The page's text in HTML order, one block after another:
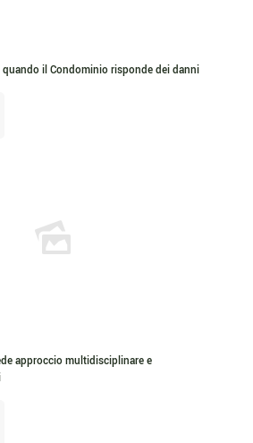
il Condominio risponde dei danni
approccio multidisciplinare e